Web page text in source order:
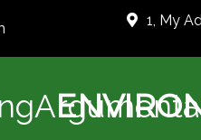
1, My